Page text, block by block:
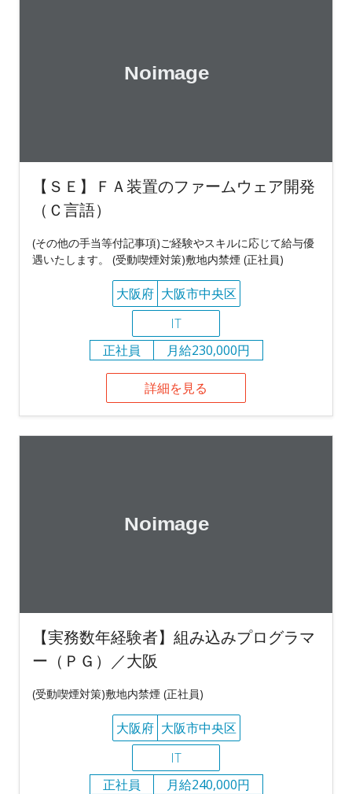
【ＳＥ】ＦＡ装置のファームウェア開発
（Ｃ言語）
(その他の手当等付記事項)ご経験やスキルに応じて給与優
遇いたします。 (受動喫煙対策)敷地内禁煙 (正社員)
大阪府 大阪市中央区
IT
正社員
月給230,000円
詳細を見る
【実務数年経験者】組み込みプログラマ
ー（ＰＧ）／大阪
(受動喫煙対策)敷地内禁煙 (正社員)
大阪府 大阪市中央区
IT
正社員
月給240,000円